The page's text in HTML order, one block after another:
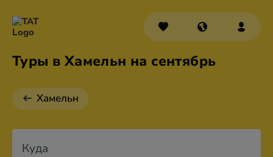
Туры в Хамельн на сентябрь
Хамельн
Куда